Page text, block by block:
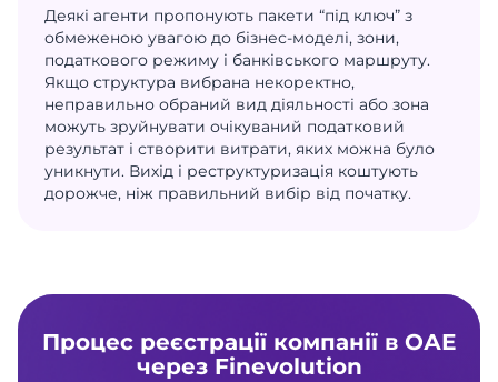
Деякі агенти пропонують пакети “під ключ” з
обмеженою увагою до бізнес-моделі, зони,
податкового режиму і банківського маршруту.
Якщо структура вибрана некоректно,
неправильно обраний вид діяльності або зона
можуть зруйнувати очікуваний податковий
результат і створити витрати, яких можна було
уникнути. Вихід і реструктуризація коштують
дорожче, ніж правильний вибір від початку.
Процес реєстрації компанії в ОАЕ
через Finevolution